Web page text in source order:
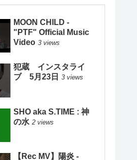
MOON CHILD -
"PTF" Official Music
Video 3 views
犯蔵 インスタライ
ブ 5月23日 3 views
SHO aka S.TIME : 神
の水 2 views
【Rec MV】陽炎 -